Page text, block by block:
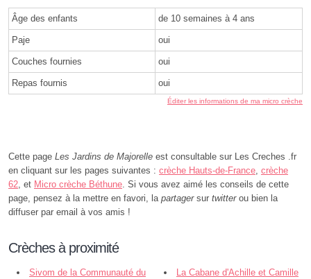
Âge des enfants de 10 semaines à 4 ans
Paje oui
Couches fournies oui
Repas fournis oui
Éditer les informations de ma micro crèche
Cette page Les Jardins de Majorelle est consultable sur Les Creches .fr
en cliquant sur les pages suivantes : crèche Hauts-de-France, crèche
62, et Micro crèche Béthune. Si vous avez aimé les conseils de cette
page, pensez à la mettre en favori, la partagersur twitterou bien la
diffuser par email à vos amis !
Crèches à proximité
Sivom de la Communauté du
La Cabane d'Achille et Camille